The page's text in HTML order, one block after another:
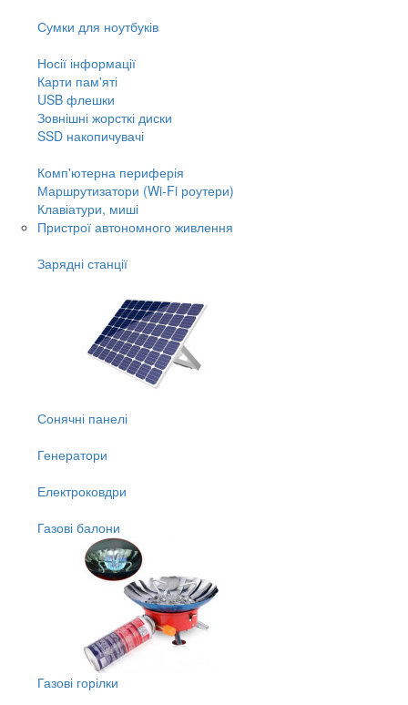
Сумки для ноутбуків
Носії інформації
Карти пам'яті
USB флешки
Зовнішні жорсткі диски
SSD накопичувачі
Комп'ютерна периферія
Маршрутизатори (Wi-Fi роутери)
Клавіатури, миші
Пристрої автономного живлення
Зарядні станції
Сонячні панелі
Генератори
Електроковдри
Газові балони
Газові горілки